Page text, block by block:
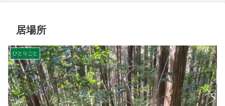
居場所
ひとりごと